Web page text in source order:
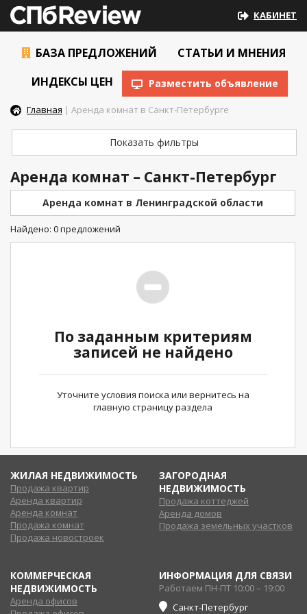
КАБИНЕТ
БАЗА ПРЕДЛОЖЕНИЙ
СТАТЬИ И МНЕНИЯ
ИНДЕКСЫ ЦЕН
Разместить объявление
Главная | Аренда комнат в Санкт-Петербурге
Показать фильтры
Аренда комнат в Ленинградской области
Аренда комнат – Санкт-Петербург
Найдено: 0 предложений
По заданным критериям
записей не найдено
Уточните условия поиска или вернитесь на
главную страницу раздела
ЖИЛАЯ НЕДВИЖИМОСТЬ
Продажа квартир
Аренда квартир
Аренда комнат
Продажа комнат
Продажа новостроек
ЗАГОРОДНАЯ
НЕДВИЖИМОСТЬ
Продажа коттеджей
Аренда домов
Продажа земельных участков
КОММЕРЧЕСКАЯ
НЕДВИЖИМОСТЬ
Аренда офисов
ИНФОРМАЦИЯ ДЛЯ СВЯЗИ
Работаем ПН-ПТ 10:00 – 19:00
Санкт-Петербург